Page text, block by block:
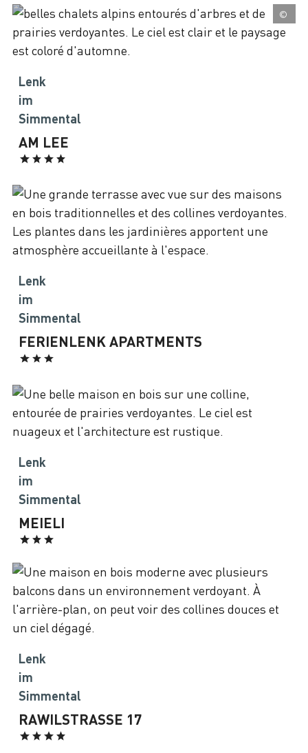
©
Lenk
im
Simmental
AM LEE
Lenk
im
Simmental
FERIENLENK APARTMENTS
Lenk
im
Simmental
MEIELI
Lenk
im
Simmental
RAWILSTRASSE 17